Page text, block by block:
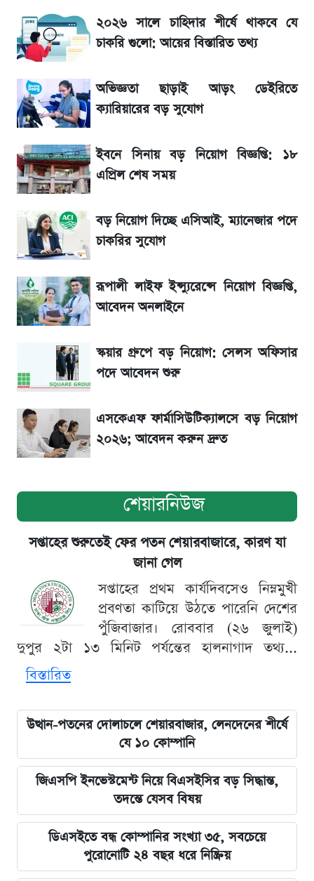
নিয়ে নতুন নিয়ম
টিভিতে আজকের খেলা (৭ আগস্ট)
মেসির জীবনে নেমে এলো শোকের ছায়া
La Liga 2026-2027: সর্বশেষ পয়েন্ট টেবিল ও
খবর
একদিনের ব্যবধানে আজকের সোনার দাম
সরকারি চাকরিজীবীদের জন্য বড় সুখবর!
শেখ হাসিনা, মামলা ও দেশে ফেরা নিয়ে খোলামেলা
সাকিব
২০২৬ সালে চাহিদার শীর্ষে থাকবে যে
চাকরি গুলো: আয়ের বিস্তারিত তথ্য
অভিজ্ঞতা ছাড়াই আড়ং ডেইরিতে
ক্যারিয়ারের বড় সুযোগ
ইবনে সিনায় বড় নিয়োগ বিজ্ঞপ্তি: ১৮
এপ্রিল শেষ সময়
বড় নিয়োগ দিচ্ছে এসিআই, ম্যানেজার পদে
চাকরির সুযোগ
রূপালী লাইফ ইন্স্যুরেন্সে নিয়োগ বিজ্ঞপ্তি,
আবেদন অনলাইনে
স্কয়ার গ্রুপে বড় নিয়োগ: সেলস অফিসার
পদে আবেদন শুরু
এসকেএফ ফার্মাসিউটিক্যালসে বড় নিয়োগ
২০২৬; আবেদন করুন দ্রুত
শেয়ারনিউজ
সপ্তাহের শুরুতেই ফের পতন শেয়ারবাজারে, কারণ যা
জানা গেল
সপ্তাহের প্রথম কার্যদিবসেও নিম্নমুখী
প্রবণতা কাটিয়ে উঠতে পারেনি দেশের
পুঁজিবাজার। রোববার (২৬ জুলাই)
দুপুর ২টা ১৩ মিনিট পর্যন্তের হালনাগাদ তথ্য...
বিস্তারিত
উত্থান-পতনের দোলাচলে শেয়ারবাজার, লেনদেনের শীর্ষে
যে ১০ কোম্পানি
জিএসপি ইনভেস্টমেন্ট নিয়ে বিএসইসির বড় সিদ্ধান্ত,
তদন্তে যেসব বিষয়
ডিএসইতে বন্ধ কোম্পানির সংখ্যা ৩৫, সবচেয়ে
পুরোনোটি ২৪ বছর ধরে নিষ্ক্রিয়